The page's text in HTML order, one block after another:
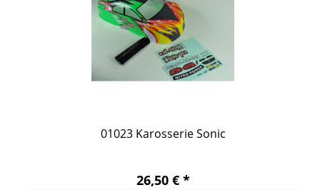
01023 Karosserie Sonic
26,50 € *